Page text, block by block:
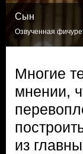
Сын
Озвученная
Многие
мнении,
из